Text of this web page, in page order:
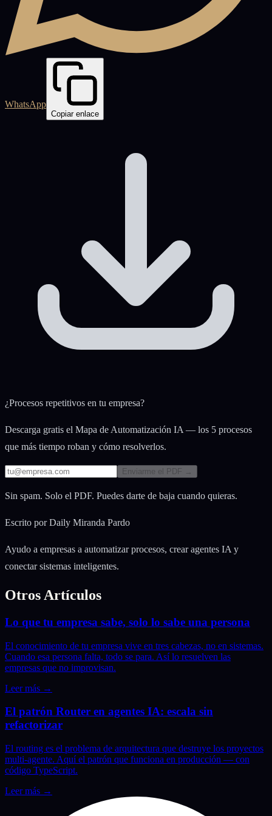
WhatsApp
Copiar enlace
¿Procesos repetitivos en tu empresa?
Descarga gratis el Mapa de Automatización IA — los 5 procesos
que más tiempo roban y cómo resolverlos.
Enviarme el PDF →
Sin spam. Solo el PDF. Puedes darte de baja cuando quieras.
Escrito por Daily Miranda Pardo
Ayudo a empresas a automatizar procesos, crear agentes IA y
conectar sistemas inteligentes.
Otros Artículos
Lo que tu empresa sabe, solo lo sabe una persona
El conocimiento de tu empresa vive en tres cabezas, no en sistemas.
Cuando esa persona falta, todo se para. Así lo resuelven las
empresas que no improvisan.
Leer más →
El patrón Router en agentes IA: escala sin
refactorizar
El routing es el problema de arquitectura que destruye los proyectos
multi-agente. Aquí el patrón que funciona en producción — con
código TypeScript.
Leer más →